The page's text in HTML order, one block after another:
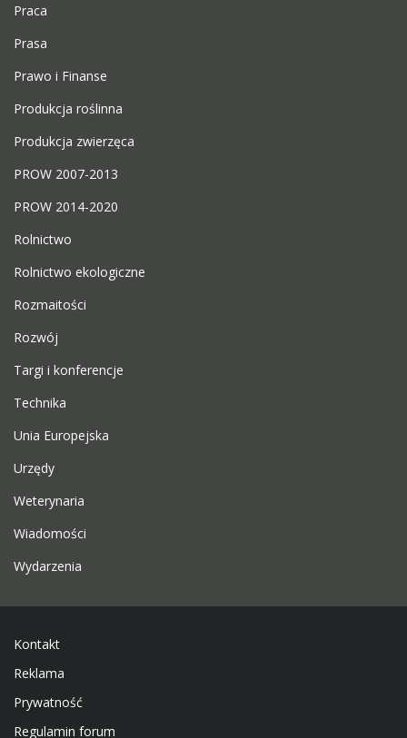
Praca
Prasa
Prawo i Finanse
Produkcja roślinna
Produkcja zwierzęca
PROW 2007-2013
PROW 2014-2020
Rolnictwo
Rolnictwo ekologiczne
Rozmaitości
Rozwój
Targi i konferencje
Technika
Unia Europejska
Urzędy
Weterynaria
Wiadomości
Wydarzenia
Kontakt
Reklama
Prywatność
Regulamin forum